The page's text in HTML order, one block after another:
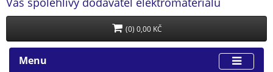
(0) 0,00 KČ
Menu